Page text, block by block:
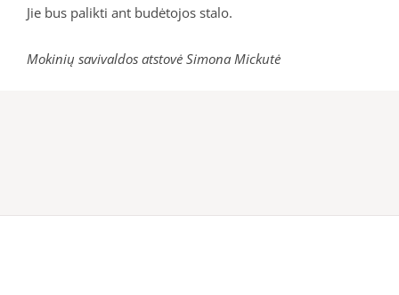
Jie bus palikti ant budėtojos stalo.
Mokinių savivaldos atstovė Simona Mickutė